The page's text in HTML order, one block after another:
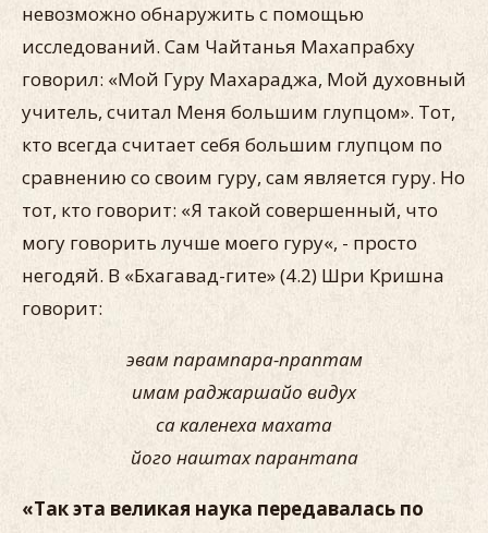
невозможно обнаружить с помощью
исследований. Сам Чайтанья Махапрабху
говорил: «Мой Гуру Махараджа, Мой духовный
учитель, считал Меня большим глупцом». Тот,
кто всегда считает себя большим глупцом по
сравнению со своим гуру, сам является гуру. Но
тот, кто говорит: «Я такой совершенный, что
могу говорить лучше моего гуру«, - просто
негодяй. В «Бхагавад-гите» (4.2) Шри Кришна
говорит:
эвам парампара-праптам
имам раджаршайо видух
са каленеха махата
його наштах парантапа
«Так эта великая наука передавалась по